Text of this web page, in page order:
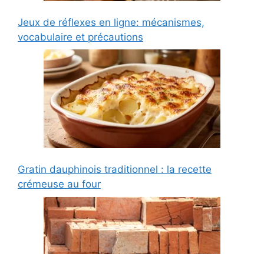
Jeux de réflexes en ligne: mécanismes,
vocabulaire et précautions
Gratin dauphinois traditionnel : la recette
crémeuse au four